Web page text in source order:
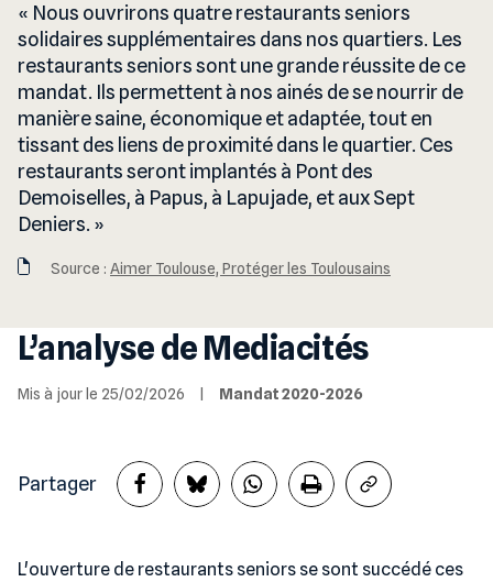
Nous ouvrirons quatre restaurants seniors
solidaires supplémentaires dans nos quartiers. Les
restaurants seniors sont une grande réussite de ce
mandat. Ils permettent à nos ainés de se nourrir de
manière saine, économique et adaptée, tout en
tissant des liens de proximité dans le quartier. Ces
restaurants seront implantés à Pont des
Demoiselles, à Papus, à Lapujade, et aux Sept
Deniers.
Source : Aimer Toulouse, Protéger les Toulousains
L’analyse de Mediacités
Mis à jour le 25/02/2026 Mandat 2020-2026
Partager
L'ouverture de restaurants seniors se sont succédé ces